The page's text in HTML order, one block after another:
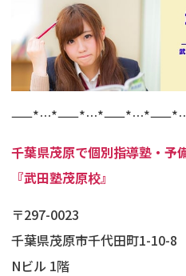
千葉県茂原で個別指導塾・予
『武田塾茂原校』
〒297-0023
千葉県茂原市千代田町1-10-8
Nビル 1階